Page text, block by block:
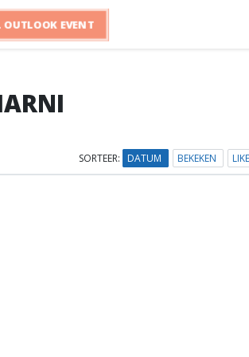
OUTLOOK EVENT
SORTEER: DATUM BEKEKEN